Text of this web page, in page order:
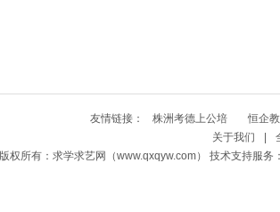
友情链接： 株洲考德上公培
恒企
关于我们
版权所有：求学求艺网（www.qxqyw.com） 技术支持服